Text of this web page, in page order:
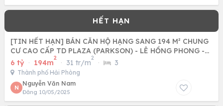
[TIN HẾT HẠN] BÁN CĂN HỘ HẠNG SANG 194 M² CHUNG
CƯ CAO CẤP TD PLAZA (PARKSON) - LÊ HỒNG PHONG -
HẢI PHÒNG.
6 tỷ · 194m
2
· 31 tr/m
2
· 3
Thành phố Hải Phòng
N
Nguyễn Văn Nam
Đăng 10/05/2025